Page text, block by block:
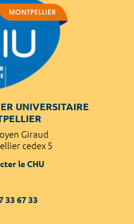
UNIVERSITAIRE
Giraud
cedex 5
le CHU
33 67 33